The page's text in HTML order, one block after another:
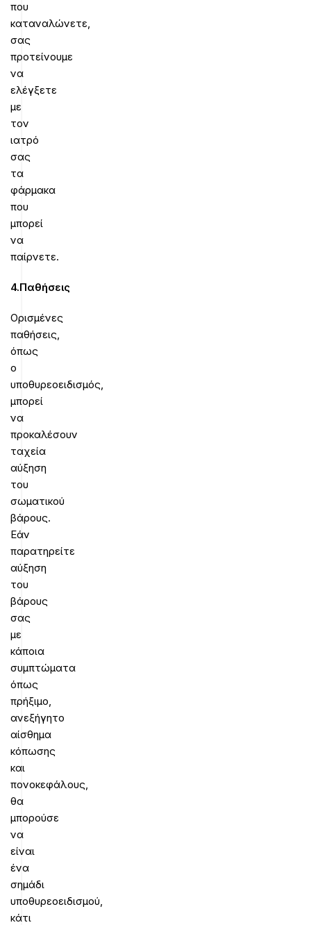
που
καταναλώνετε,
σας
προτείνουμε
να
ελέγξετε
με
τον
ιατρό
σας
τα
φάρμακα
που
μπορεί
να
παίρνετε.
4.Παθήσεις
Ορισμένες
παθήσεις,
όπως
ο
υποθυρεοειδισμός,
μπορεί
να
προκαλέσουν
ταχεία
αύξηση
του
σωματικού
βάρους.
Εάν
παρατηρείτε
αύξηση
του
βάρους
σας
με
κάποια
συμπτώματα
όπως
πρήξιμο,
ανεξήγητο
αίσθημα
κόπωσης
και
πονοκεφάλους,
θα
μπορούσε
να
είναι
ένα
σημάδι
υποθυρεοειδισμού,
κάτι